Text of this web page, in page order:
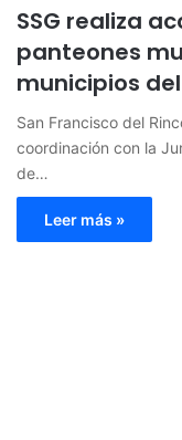
SSG realiza
panteones
municipios
San Francisco del
coordinación con la
de…
Leer más »